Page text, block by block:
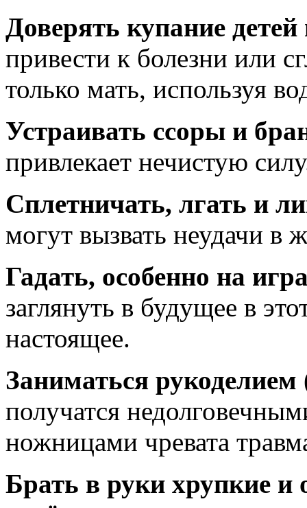
Доверять купание
привести к болезни или
только мать, используя
Устраивать ссоры и
привлекает нечистую
Сплетничать, лгать и
могут вызвать неудачи в
Гадать, особенно на
заглянуть в будущее в
настоящее.
Заниматься
получатся
ножницами чревата
Брать в руки хрупкие и